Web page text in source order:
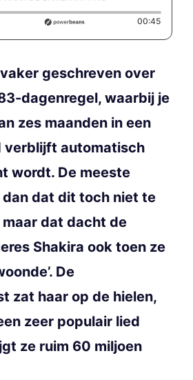
time: 0 seconds 00:45
geschreven over
dagenregel, waarbij je
zes maanden in een
verblijft automatisch
wordt. De meeste
dan dat dit toch niet te
dat dacht de
Shakira ook toen ze
De
zat haar op de hielen,
zeer populair lied
ze ruim 60 miljoen